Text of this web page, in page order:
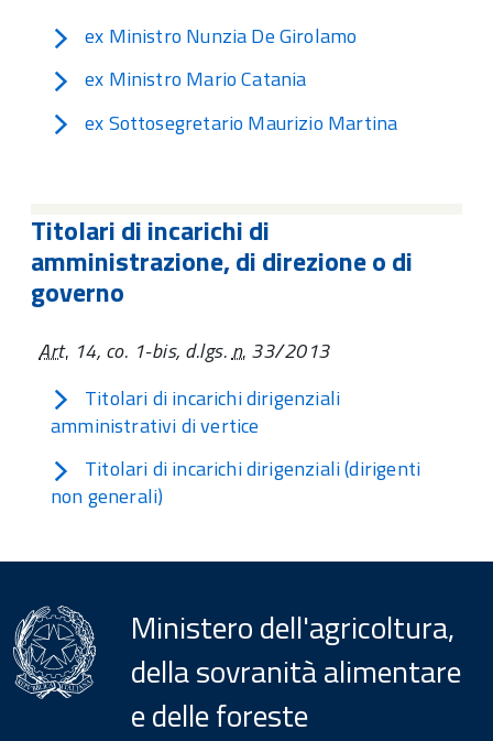
ex Ministro Nunzia De Girolamo
ex Ministro Mario Catania
ex Sottosegretario Maurizio Martina
Titolari di incarichi di
amministrazione, di direzione o di
governo
Art. 14, co. 1-bis, d.lgs.n. 33/2013
Titolari di incarichi dirigenziali
amministrativi di vertice
Titolari di incarichi dirigenziali (dirigenti
non generali)
Ministero dell'agricoltura,
della sovranità alimentare
e delle foreste